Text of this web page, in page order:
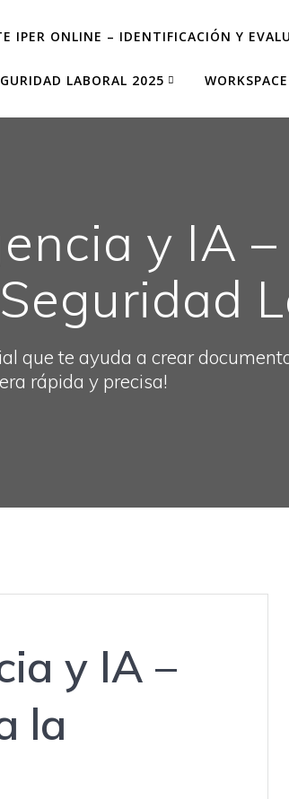
IPER ONLINE – IDENTIFICACIÓN Y
LABORAL 2025
y IA –
que te ayuda a crear
rápida y precisa!
y IA –
la